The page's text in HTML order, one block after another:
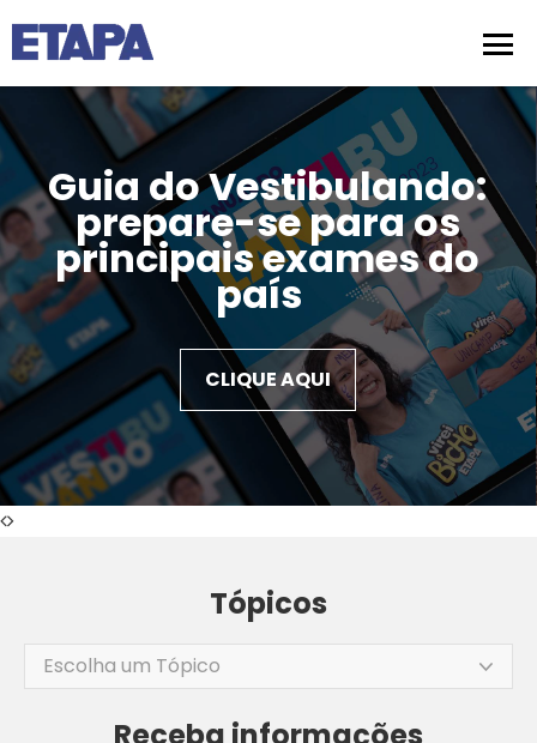
Guia do Vestibulando:
prepare-se para os
principais exames do
país
CLIQUE AQUI
Tópicos
Escolha um Tópico